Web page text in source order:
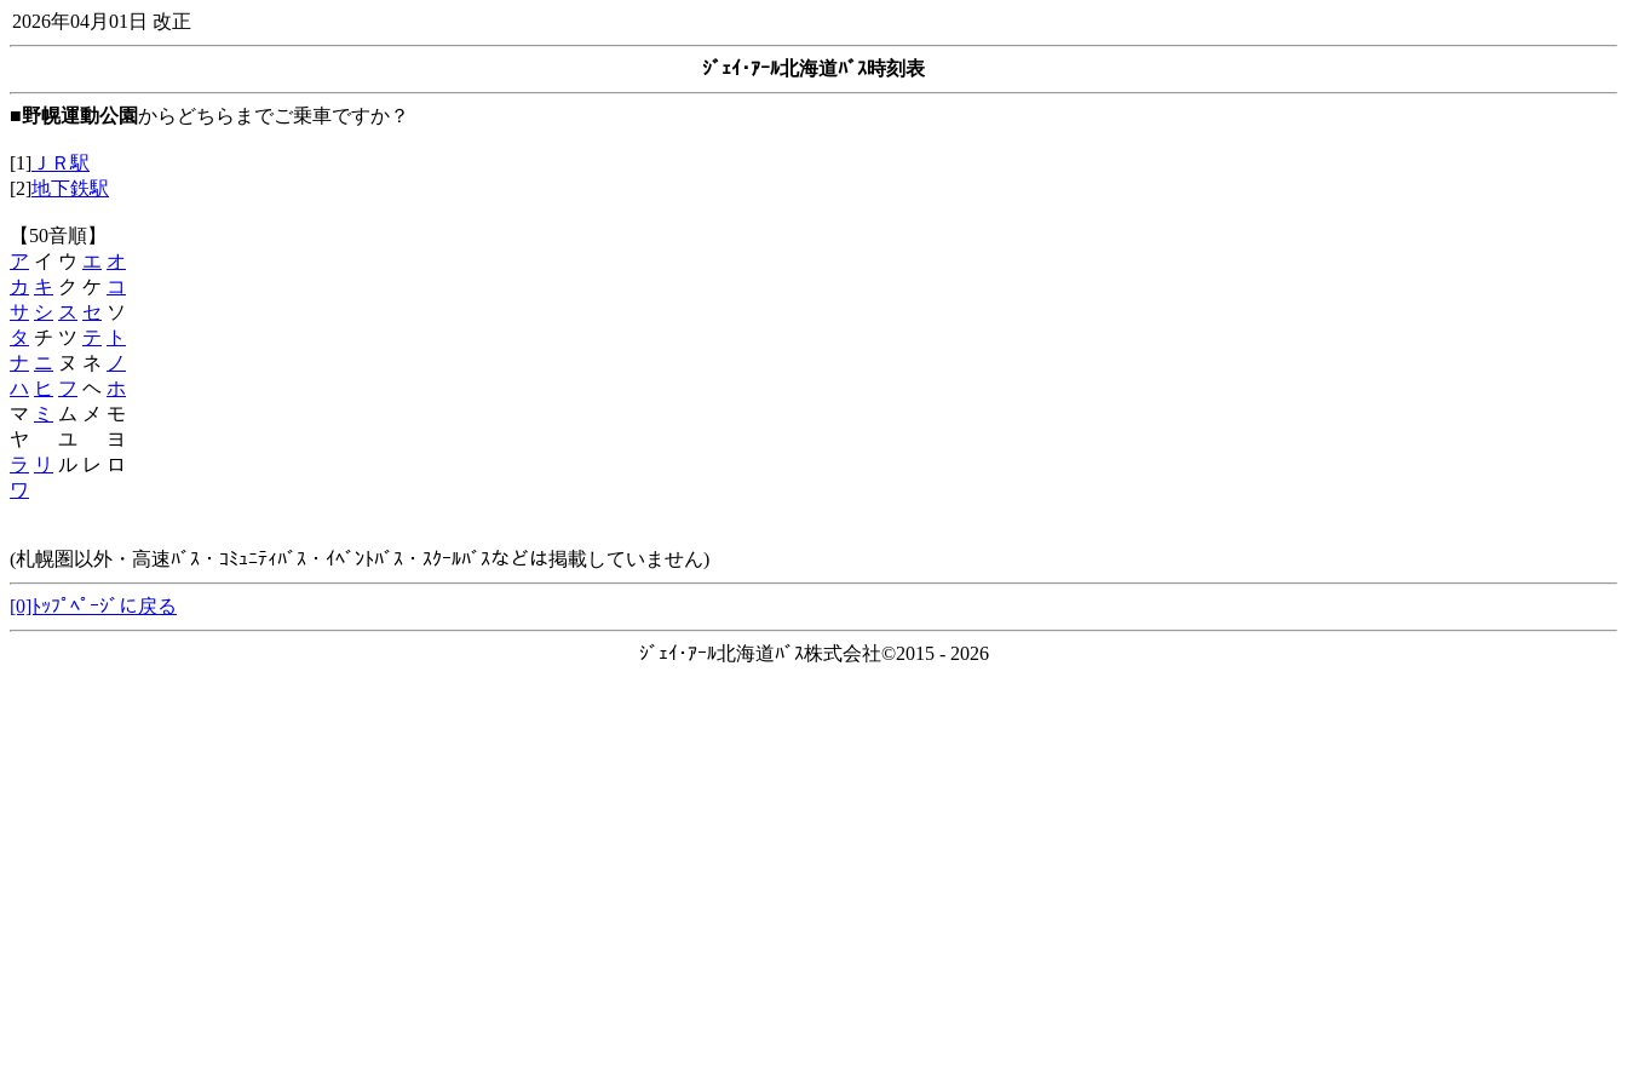
2026年04月01日 改正
ｼﾞｪｲ･ｱｰﾙ北海道ﾊﾞｽ時刻表
■野幌運動公園からどちらまでご乗車ですか？
[1] ＪＲ駅
[2]地下鉄駅
【50音順】
ア イ ウ エ オ
カ キ ク ケ コ
サ シ ス セ ソ
タ チ ツ テ
ト
ナ ニ ヌ ネ ノ
ハ ヒ フ ヘ ホ
マ ミ
ム メ モ
ヤ ユ ヨ
ラ リ ル レ ロ
ワ
(札幌圏以外・高速ﾊﾞｽ・ｺﾐｭﾆﾃｨﾊﾞｽ・ｲﾍﾞﾝﾄﾊﾞｽ・ｽｸｰﾙﾊﾞｽなどは掲載していません)
[0]ﾄｯﾌﾟﾍﾟｰｼﾞに戻る
ｼﾞｪｲ･ｱｰﾙ北海道ﾊﾞｽ株式会社©2015 - 2026